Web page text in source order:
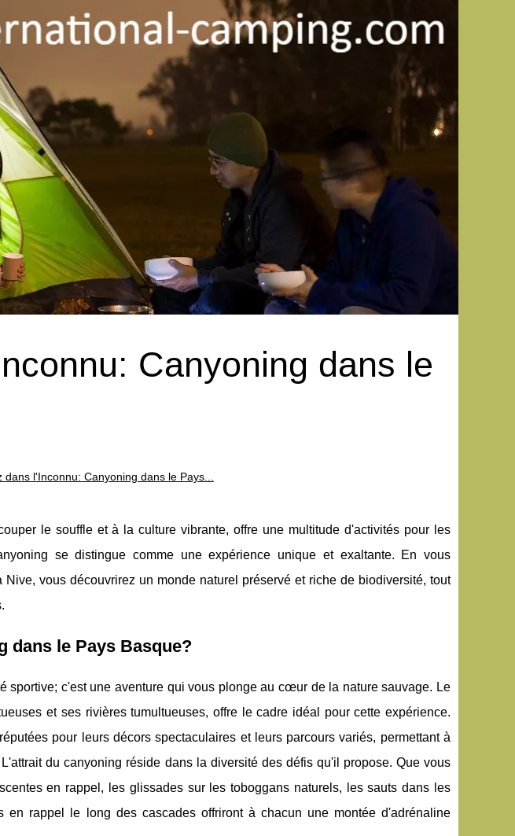
Canyoning dans le
dans l'Inconnu: Canyoning dans le Pays...
le souffle et à la culture vibrante, offre une multitude d'activités pour les
se distingue comme une expérience unique et exaltante. En vous
vous découvrirez un monde naturel préservé et riche de biodiversité, tout
dans le Pays Basque?
sportive; c'est une aventure qui vous plonge au cœur de la nature sauvage. Le
et ses rivières tumultueuses, offre le cadre idéal pour cette expérience.
pour leurs décors spectaculaires et leurs parcours variés, permettant à
du canyoning réside dans la diversité des défis qu'il propose. Que vous
en rappel, les glissades sur les toboggans naturels, les sauts dans les
en rappel le long des cascades offriront à chacun une montée d'adrénaline